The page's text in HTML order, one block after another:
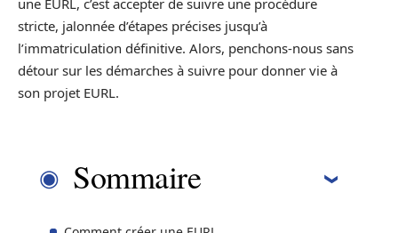
stricte, jalonnée d’étapes précises jusqu’à
l’immatriculation définitive. Alors, penchons-nous sans
détour sur les démarches à suivre pour donner vie à
son projet EURL.
Sommaire